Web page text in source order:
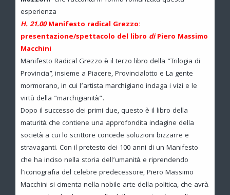
esperienza
H. 21.00 Manifesto radical Grezzo:
presentazione/spettacolo del libro diPiero Massimo
Macchini
Manifesto Radical Grezzo è il terzo libro della “Trilogia di
Provincia”, insieme a Piacere, Provincialotto e La gente
mormorano, in cui l’artista marchigiano indaga i vizi e le
virtù della “marchigianità”.
Dopo il successo dei primi due, questo è il libro della
maturità che contiene una approfondita indagine della
società a cui lo scrittore concede soluzioni bizzarre e
stravaganti. Con il pretesto dei 100 anni di un Manifesto
che ha inciso nella storia dell’umanità e riprendendo
l’iconografia del celebre predecessore, Piero Massimo
Macchini si cimenta nella nobile arte della politica, che avrà